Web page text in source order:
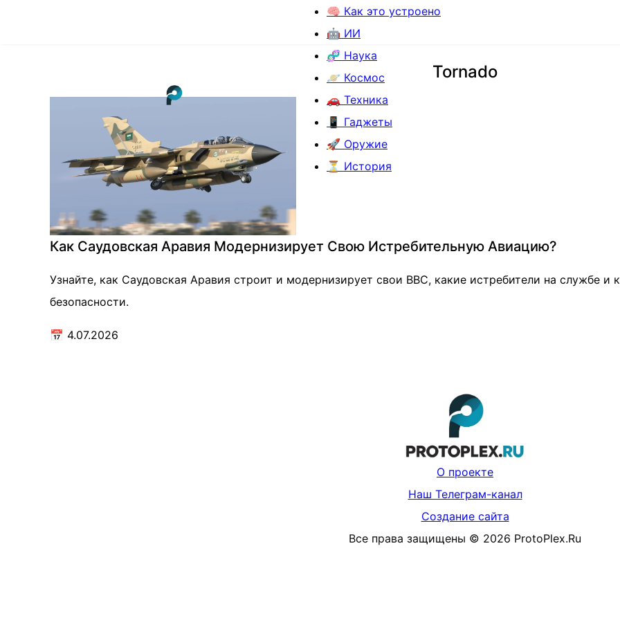
🧠 Как это устроено
🤖 ИИ
🧬 Наука
🪐 Космос
🚗 Техника
📱 Гаджеты
🚀 Оружие
⏳ История
Tornado
Как Саудовская Аравия Модернизирует Свою Истребительную Авиацию?
Узнайте, как Саудовская Аравия строит и модернизирует свои ВВС, какие истребители на службе и
безопасности.
📅 4.07.2026
О проекте
Наш Телеграм-канал
Создание сайта
Все права защищены © 2026 ProtoPlex.Ru